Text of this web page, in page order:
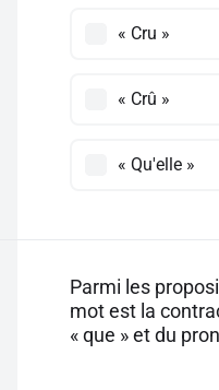
« Cru »
« Crû »
« Qu'elle »
Parmi les
mot est la
« que » et du